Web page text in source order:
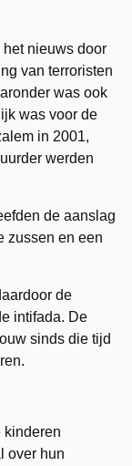
nieuws door
van terroristen
was ook
was voor de
in 2001,
werden
de aanslag
zussen en een
de
intifada. De
sinds die tijd
kinderen
over hun